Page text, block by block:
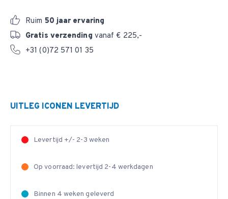
Ruim 50 jaar ervaring
Gratis verzending vanaf € 225,-
+31 (0)72 571 01 35
UITLEG ICONEN LEVERTIJD
Levertijd +/- 2-3 weken
Op voorraad: levertijd 2-4 werkdagen
Binnen 4 weken geleverd